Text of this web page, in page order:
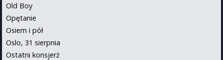
Old Boy
Opętanie
Osiem i pół
Oslo, 31 sierpnia
Ostatni konsjerż